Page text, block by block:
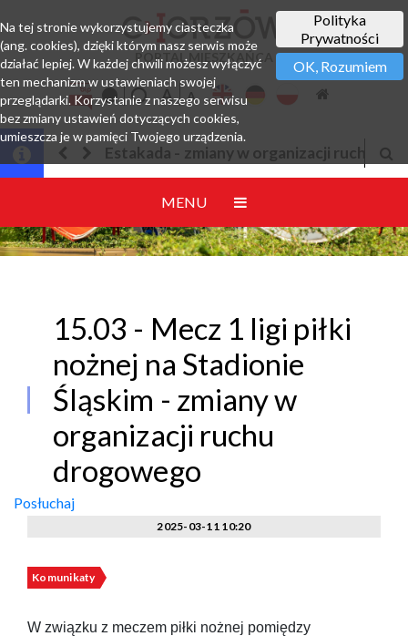
PORTAL MIESZKAŃCA
- zmiany w organizacji ruchuJesteśmy w EZD
MENU
15.03 - Mecz 1 ligi piłki
nożnej na Stadionie
Śląskim - zmiany w
organizacji ruchu
drogowego
Posłuchaj
2025-03-11 10:20
Komunikaty
W związku z meczem piłki nożnej pomiędzy
Polityka
Prywatności
OK, Rozumiem
Na tej stronie wykorzystujemy ciasteczka
(ang. cookies), dzięki którym nasz serwis może
działać lepiej. W każdej chwili możesz wyłączyć
ten mechanizm w ustawieniach swojej
przeglądarki. Korzystanie z naszego serwisu
bez zmiany ustawień dotyczących cookies,
umieszcza je w pamięci Twojego urządzenia.